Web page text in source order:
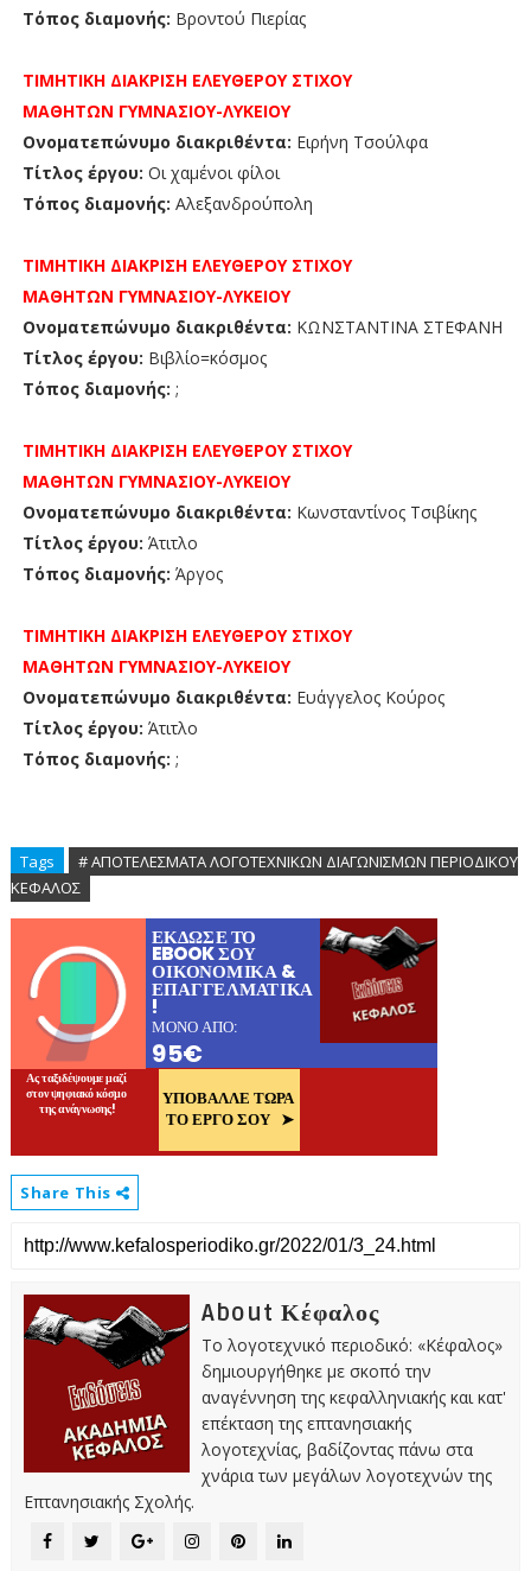
Τόπος διαμονής: Βροντού Πιερίας
ΤΙΜΗΤΙΚΗ ΔΙΑΚΡΙΣΗ ΕΛΕΥΘΕΡΟΥ ΣΤΙΧΟΥ
ΜΑΘΗΤΩΝ ΓΥΜΝΑΣΙΟΥ-ΛΥΚΕΙΟΥ
Ονοματεπώνυμο διακριθέντα: Ειρήνη Τσούλφα
Τίτλος έργου: Οι χαμένοι φίλοι
Τόπος διαμονής: Αλεξανδρούπολη
ΤΙΜΗΤΙΚΗ ΔΙΑΚΡΙΣΗ ΕΛΕΥΘΕΡΟΥ ΣΤΙΧΟΥ
ΜΑΘΗΤΩΝ ΓΥΜΝΑΣΙΟΥ-ΛΥΚΕΙΟΥ
Ονοματεπώνυμο διακριθέντα: ΚΩΝΣΤΑΝΤΙΝΑ ΣΤΕΦΑΝΗ
Τίτλος έργου: Βιβλίο=κόσμος
Τόπος διαμονής: ;
ΤΙΜΗΤΙΚΗ ΔΙΑΚΡΙΣΗ ΕΛΕΥΘΕΡΟΥ ΣΤΙΧΟΥ
ΜΑΘΗΤΩΝ ΓΥΜΝΑΣΙΟΥ-ΛΥΚΕΙΟΥ
Ονοματεπώνυμο διακριθέντα: Κωνσταντίνος Τσιβίκης
Τίτλος έργου: Άτιτλο
Τόπος διαμονής: Άργος
ΤΙΜΗΤΙΚΗ ΔΙΑΚΡΙΣΗ ΕΛΕΥΘΕΡΟΥ ΣΤΙΧΟΥ
ΜΑΘΗΤΩΝ ΓΥΜΝΑΣΙΟΥ-ΛΥΚΕΙΟΥ
Ονοματεπώνυμο διακριθέντα: Ευάγγελος Κούρος
Τίτλος έργου: Άτιτλο
Τόπος διαμονής: ;
Tags
# ΑΠΟΤΕΛΕΣΜΑΤΑ ΛΟΓΟΤΕΧΝΙΚΩΝ ΔΙΑΓΩΝΙΣΜΩΝ ΠΕΡΙΟΔΙΚΟΥ
ΚΕΦΑΛΟΣ
Share This
About Κέφαλος
Το λογοτεχνικό περιοδικό: «Κέφαλος»
δημιουργήθηκε με σκοπό την
αναγέννηση της κεφαλληνιακής και κατ'
επέκταση της επτανησιακής
λογοτεχνίας, βαδίζοντας πάνω στα
χνάρια των μεγάλων λογοτεχνών της
Επτανησιακής Σχολής.